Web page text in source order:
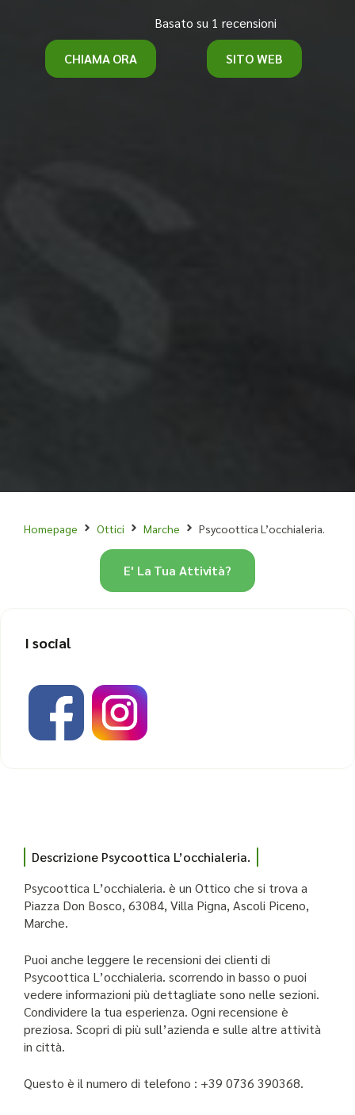
Basato su 1 recensioni
CHIAMA ORA SITO WEB
Homepage Ottici Marche Psycoottica L’occhialeria.
Descrizione Psycoottica L’occhialeria.
Psycoottica L’occhialeria. è un Ottico che si trova a
Piazza Don Bosco, 63084, Villa Pigna, Ascoli Piceno,
Marche.
Puoi anche leggere le recensioni dei clienti di
Psycoottica L’occhialeria. scorrendo in basso o puoi
vedere informazioni più dettagliate sono nelle sezioni.
Condividere la tua esperienza. Ogni recensione è
preziosa. Scopri di più sull’azienda e sulle altre attività
in città.
Questo è il numero di telefono : +39 0736 390368.
E' La Tua Attività?
I social